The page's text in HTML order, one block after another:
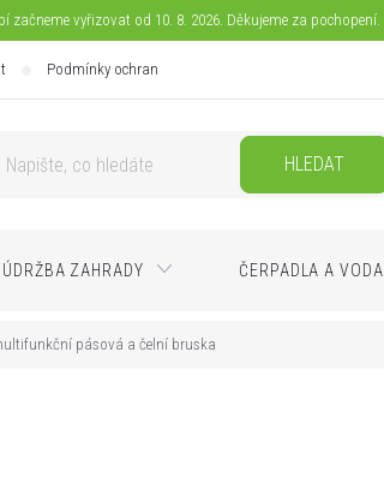
vyřizovat od 10. 8. 2026. Děkujeme za pochopení.
Podmínky ochrany osobních údajů
HLEDAT
ÚDRŽBA ZAHRADY ČERPADLA A VODA
pásová a čelní bruska